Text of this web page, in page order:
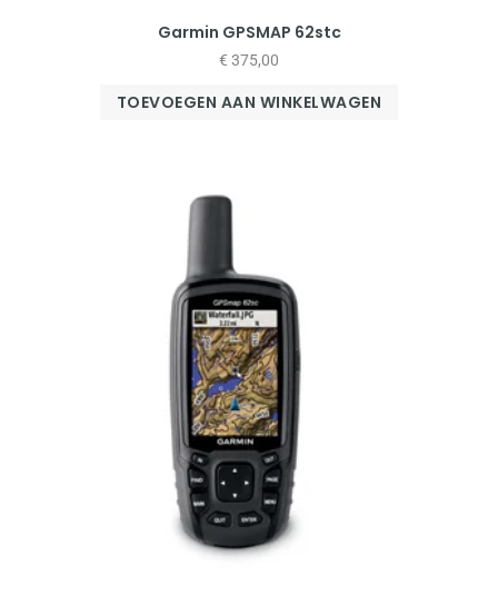
Garmin GPSMAP 62stc
€ 375,00
TOEVOEGEN AAN WINKELWAGEN